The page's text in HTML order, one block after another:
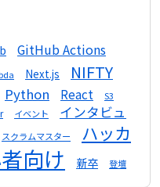
GitHub Actions
Next.js
NIFTY
Python React S3
イベント
インタビュ
スクラムマスター
ハッカ
向け 新卒 登壇